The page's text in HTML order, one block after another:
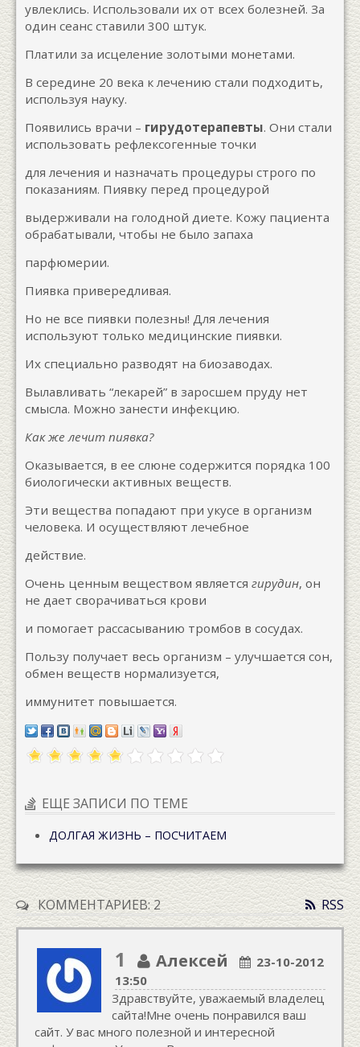
увлеклись. Использовали их от всех болезней. За
один сеанс ставили 300 штук.
Платили за исцеление золотыми монетами.
В середине 20 века к лечению стали подходить,
используя науку.
Появились врачи – гирудотерапевты. Они стали
использовать рефлексогенные точки
для лечения и назначать процедуры строго по
показаниям. Пиявку перед процедурой
выдерживали на голодной диете. Кожу пациента
обрабатывали, чтобы не было запаха
парфюмерии.
Пиявка привередливая.
Но не все пиявки полезны! Для лечения
используют только медицинские пиявки.
Их специально разводят на биозаводах.
Вылавливать “лекарей” в заросшем пруду нет
смысла. Можно занести инфекцию.
Как же лечит пиявка?
Оказывается, в ее слюне содержится порядка 100
биологически активных веществ.
Эти вещества попадают при укусе в организм
человека. И осуществляют лечебное
действие.
Очень ценным веществом является гирудин, он
не дает сворачиваться крови
и помогает рассасыванию тромбов в сосудах.
Пользу получает весь организм – улучшается сон,
обмен веществ нормализуется,
иммунитет повышается.
ЕЩЕ ЗАПИСИ ПО ТЕМЕ
ДОЛГАЯ ЖИЗНЬ – ПОСЧИТАЕМ
КОММЕНТАРИЕВ: 2 RSS
1 Алексей
23-10-2012
13:50
Здравствуйте, уважаемый владелец
сайта!Мне очень понравился ваш
сайт. У вас много полезной и интересной